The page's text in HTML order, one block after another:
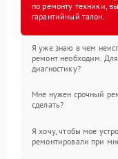
по ремонту техники,
гарантийный талон.
Я уже знаю в чем
ремонт необходим.
диагностику?
Мне нужен срочный
сделать?
Я хочу, чтобы мое
ремонтировали при